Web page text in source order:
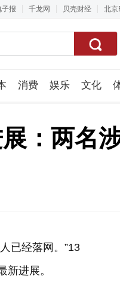
子报 千龙网 贝壳财经 北京
消费 娱乐 文化
：两名
已经落网。”13
进展。